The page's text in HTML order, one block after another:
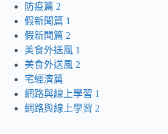
防疫篇 2
假新聞篇 1
假新聞篇 2
美食外送風 1
美食外送風 2
宅經濟篇
網路與線上學習 1
網路與線上學習 2